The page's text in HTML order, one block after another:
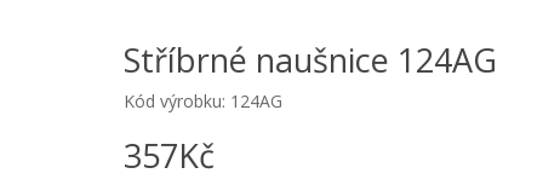
Stříbrné naušnice 124AG
Kód výrobku: 124AG
357Kč